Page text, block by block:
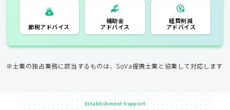
節税アドバイス
補助金
アドバイス
アドバイス
※士業の独占業務に該当するものは、SoVa提携士業と協業して対応します
Establishment Support